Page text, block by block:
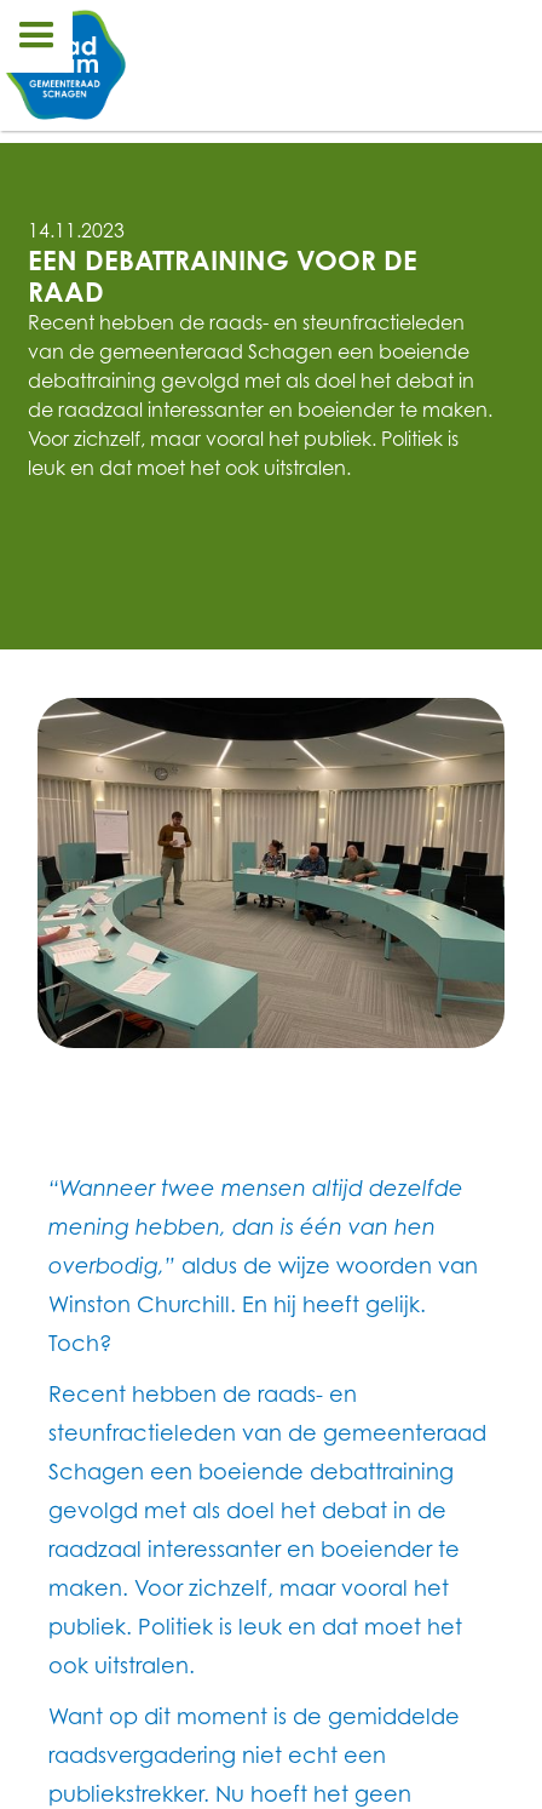
14.11.2023
EEN DEBATTRAINING VOOR DE
RAAD
Recent hebben de raads- en steunfractieleden
van de gemeenteraad Schagen een boeiende
debattraining gevolgd met als doel het debat in
de raadzaal interessanter en boeiender te maken.
Voor zichzelf, maar vooral het publiek. Politiek is
leuk en dat moet het ook uitstralen.
“Wanneer twee mensen altijd dezelfde
mening hebben, dan is één van hen
overbodig,” aldus de wijze woorden van
Winston Churchill. En hij heeft gelijk.
Toch?
Recent hebben de raads- en
steunfractieleden van de gemeenteraad
Schagen een boeiende debattraining
gevolgd met als doel het debat in de
raadzaal interessanter en boeiender te
maken. Voor zichzelf, maar vooral het
publiek. Politiek is leuk en dat moet het
ook uitstralen.
Want op dit moment is de gemiddelde
raadsvergadering niet echt een
publiekstrekker. Nu hoeft het geen